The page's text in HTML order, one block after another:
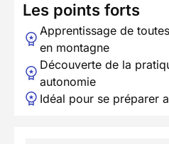
Les points forts
Apprentissage de
en montagne
Découverte de la
autonomie
Idéal pour se préparer